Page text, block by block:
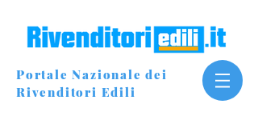
Portale Nazionale dei
Rivenditori Edili